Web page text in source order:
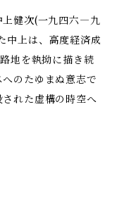
上健次(一九四六―九
中上は、高度経済成
地を執拗に描き続
のたゆまぬ意志で
れた虚構の時空へ